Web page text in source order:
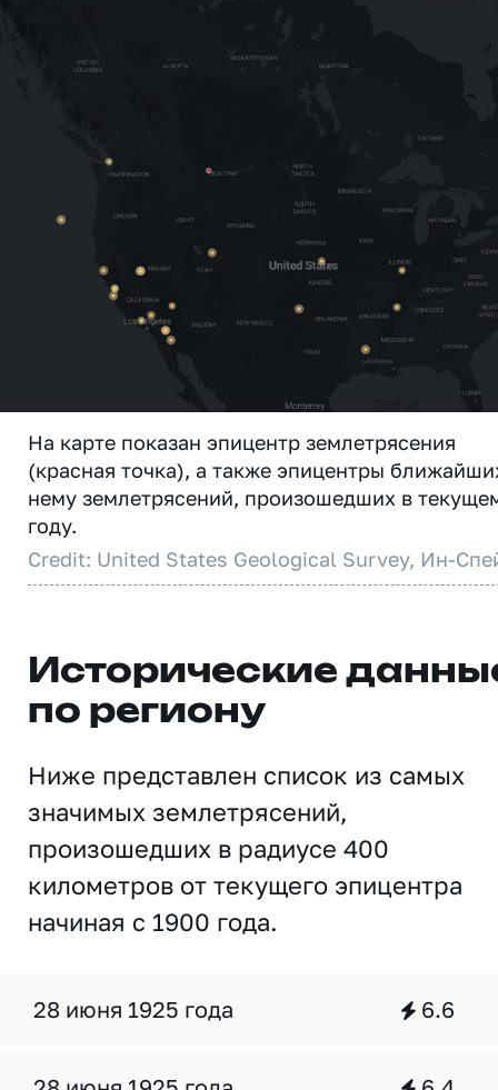
На карте показан эпицентр землетрясения
(красная точка), а также эпицентры
нему землетрясений, произошедших в
году.
Credit: United States Geological Survey, Ин-
Исторические
по региону
Ниже представлен список из самых
значимых землетрясений,
произошедших в радиусе 400
километров от текущего эпицентра
начиная с 1900 года.
28 июня 1925 года 6.6